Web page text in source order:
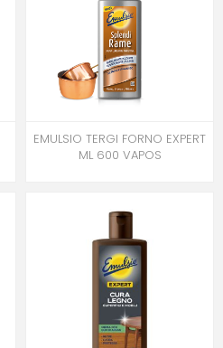
EMULSIO TERGI FORNO EXPERT
ML 600 VAPOS